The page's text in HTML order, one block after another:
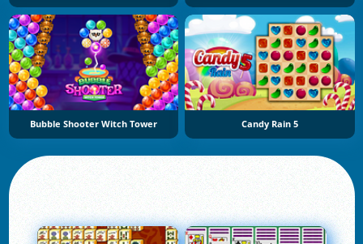
Bubble Shooter Witch Tower Candy Rain 5